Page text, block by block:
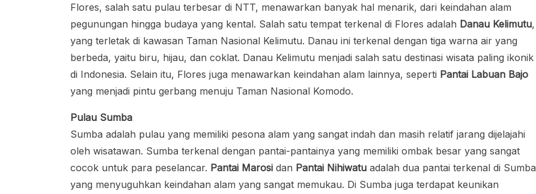
Flores, salah satu pulau terbesar di NTT, menawarkan banyak hal menarik, dari keindahan alam
pegunungan hingga budaya yang kental. Salah satu tempat terkenal di Flores adalah Danau Kelimutu,
yang terletak di kawasan Taman Nasional Kelimutu. Danau ini terkenal dengan tiga warna air yang
berbeda, yaitu biru, hijau, dan coklat. Danau Kelimutu menjadi salah satu destinasi wisata paling ikonik
di Indonesia. Selain itu, Flores juga menawarkan keindahan alam lainnya, seperti Pantai Labuan Bajo
yang menjadi pintu gerbang menuju Taman Nasional Komodo.
Pulau Sumba
Sumba adalah pulau yang memiliki pesona alam yang sangat indah dan masih relatif jarang dijelajahi
oleh wisatawan. Sumba terkenal dengan pantai-pantainya yang memiliki ombak besar yang sangat
cocok untuk para peselancar. Pantai Marosi dan Pantai Nihiwatu adalah dua pantai terkenal di Sumba
yang menyuguhkan keindahan alam yang sangat memukau. Di Sumba juga terdapat keunikan